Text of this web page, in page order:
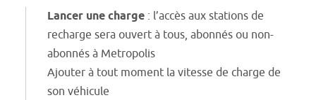
Lancer une charge : l’accès aux stations de
recharge sera ouvert à tous, abonnés ou non-
abonnés à Metropolis
Ajouter à tout moment la vitesse de charge de
son véhicule